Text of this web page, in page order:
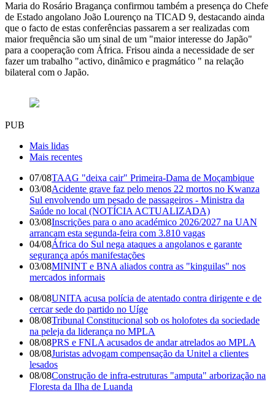
Maria do Rosário Bragança confirmou também a presença do Chefe
de Estado angolano João Lourenço na TICAD 9, destacando ainda
que o facto de estas conferências passarem a ser realizadas com
maior frequência são um sinal de um "maior interesse do Japão"
para a cooperação com África. Frisou ainda a necessidade de ser
fazer um trabalho "activo, dinâmico e pragmático " na relação
bilateral com o Japão.
PUB
Mais lidas
Mais recentes
07/08TAAG "deixa cair" Primeira-Dama de Moçambique
03/08Acidente grave faz pelo menos 22 mortos no Kwanza
Sul envolvendo um pesado de passageiros - Ministra da
Saúde no local (NOTÍCIA ACTUALIZADA)
03/08Inscrições para o ano académico 2026/2027 na UAN
arrancam esta segunda-feira com 3.810 vagas
04/08África do Sul nega ataques a angolanos e garante
segurança após manifestações
03/08MININT e BNA aliados contra as "kinguilas" nos
mercados informais
08/08UNITA acusa polícia de atentado contra dirigente e de
cercar sede do partido no Uíge
08/08Tribunal Constitucional sob os holofotes da sociedade
na peleja da liderança no MPLA
08/08PRS e FNLA acusados de andar atrelados ao MPLA
08/08Juristas advogam compensação da Unitel a clientes
lesados
08/08Construção de infra-estruturas "amputa" arborização na
Floresta da Ilha de Luanda